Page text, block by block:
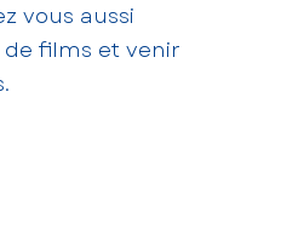
vous aussi
de films et venir